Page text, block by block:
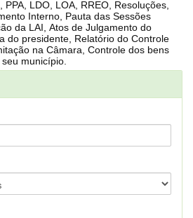
LOA, RREO, Resoluções,
Interno, Pauta das Sessões
da LAI, Atos de Julgamento do
de seu município.